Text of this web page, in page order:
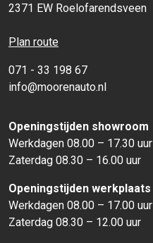
2371 EW Roelofarendsveen
Plan route
071 - 33 198 67
info@moorenauto.nl
Openingstijden showroom
Werkdagen 08.00 – 17.30 uur
Zaterdag 08.30 – 16.00 uur
Openingstijden werkplaats
Werkdagen 08.00 – 17.00 uur
Zaterdag 08.30 – 12.00 uur